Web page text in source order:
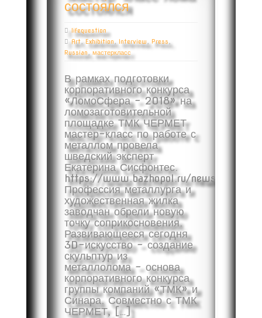
состоялся
lifequestion
Art, Exhibition, Interview, Press,
Russian, мастеркласс
В рамках подготовки
корпоративного конкурса
«ЛомоСфера – 2018» на
ломозаготовительной
площадке ТМК ЧЕРМЕТ
мастер-класс по работе с
металлом провела
шведский эксперт
Екатерина Сисфонтес.
https://www.bazhopol.ru/news/
Профессия металлурга и
художественная жилка
заводчан обрели новую
точку соприкосновения.
Развивающееся сегодня
3D-искусство – создание
скульптур из
металлолома – основа
корпоративного конкурса
группы компаний «ТМК» и
Синара. Совместно с ТМК
ЧЕРМЕТ, […]